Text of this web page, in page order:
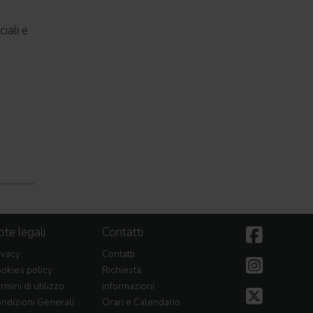
e
legali
policy
di utilizzo
Generali
Contatti
Contatti
Richiesta
informazioni
Orari e Calendario